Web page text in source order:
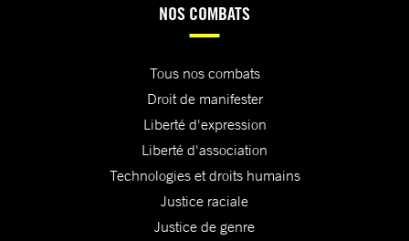
NOS COMBATS
Tous nos combats
Droit de manifester
Liberté d'expression
Liberté d'association
Technologies et droits humains
Justice raciale
Justice de genre